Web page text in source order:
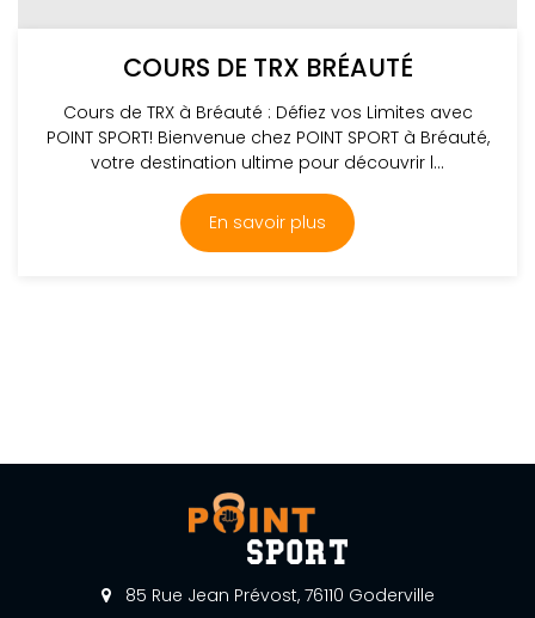
COURS DE TRX BRÉAUTÉ
Cours de TRX à Bréauté : Défiez vos Limites avec
POINT SPORT! Bienvenue chez POINT SPORT à Bréauté,
votre destination ultime pour découvrir l...
En savoir plus
85 Rue Jean Prévost, 76110 Goderville